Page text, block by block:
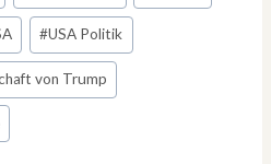
#USA Politik
von Trump